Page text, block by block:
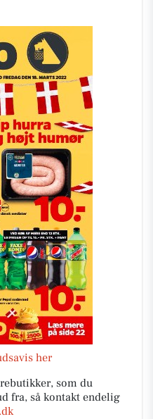
her
som du
fra, så kontakt endelig